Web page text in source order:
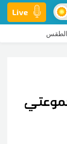
Live
الطقس